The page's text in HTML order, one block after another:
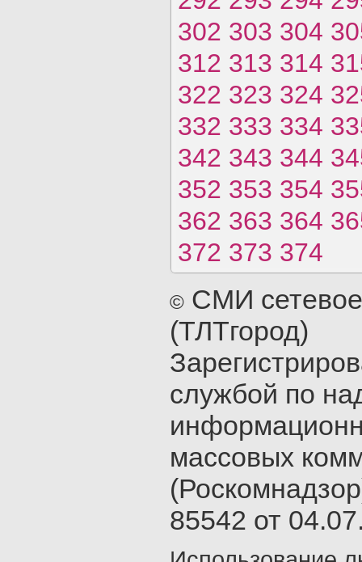
302 303 304
312 313 314
322 323 324
332 333 334
342 343 344
352 353 354
362 363 364
372 373 374
© СМИ
(ТЛТгород)
службой по
массовых
85542 от